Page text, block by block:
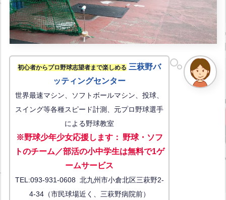
初心者からプロ野球志望者まで楽しめる 三萩野バ
ッティングセンター
世界最速マシン、ソフトボールマシン、投球、
スイング等各種スピード計測、元プロ野球選手
による野球教室
※野球少年少女応援します： 野球・ソフ
トのチーム／部活の小中学生は無料で1ゲ
ームサービス
TEL:093-931-0608 北九州市小倉北区三萩野2-
4-34（市民球場近く、三萩野病院前）